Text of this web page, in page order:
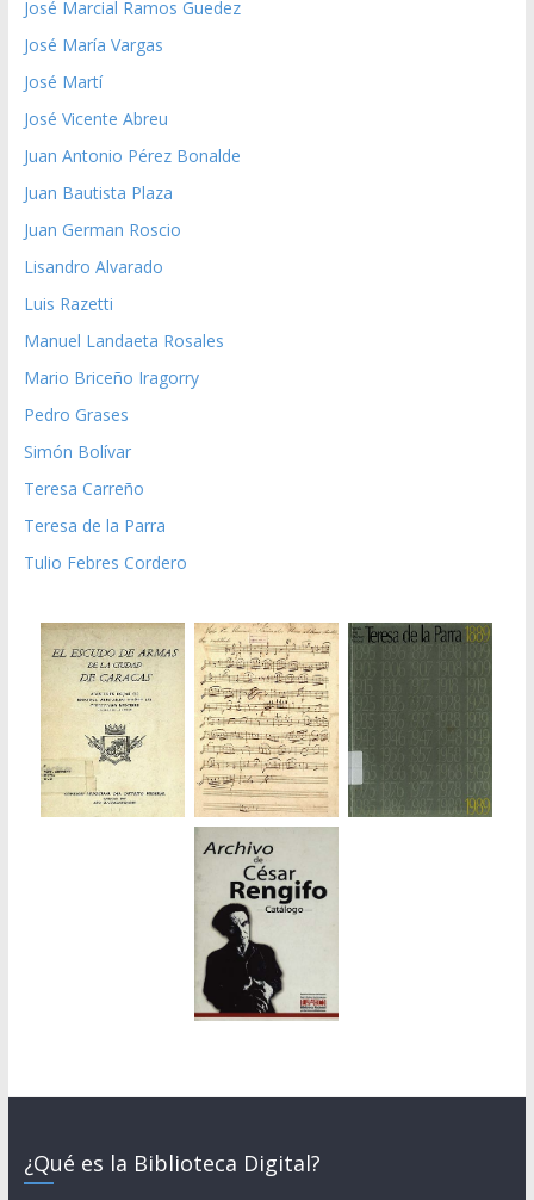
José Marcial Ramos Guedez
José María Vargas
José Martí
José Vicente Abreu
Juan Antonio Pérez Bonalde
Juan Bautista Plaza
Juan German Roscio
Lisandro Alvarado
Luis Razetti
Manuel Landaeta Rosales
Mario Briceño Iragorry
Pedro Grases
Simón Bolívar
Teresa Carreño
Teresa de la Parra
Tulio Febres Cordero
¿Qué es la Biblioteca Digital?